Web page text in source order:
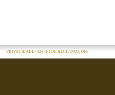
PRIVACIDADE - LIVRO DE RECLAMAÇÕES